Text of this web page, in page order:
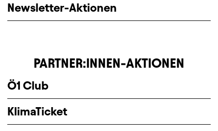
Newsletter-Aktionen
PARTNER:INNEN-AKTIONEN
Ö1 Club
KlimaTicket